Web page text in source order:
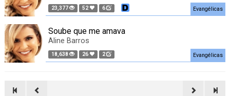
23,377 52 6 Evangélicas
Soube que me amava
Aline Barros
18,638 26 2 Evangélicas